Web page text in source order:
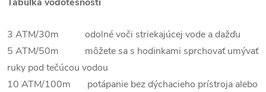
3 ATM/30m odolné voči striekajúcej vode a dažďu
5 ATM/50m môžete sa s hodinkami sprchovať umývať
ruky pod tečúcou vodou
10 ATM/100m potápanie bez dýchacieho prístroja alebo